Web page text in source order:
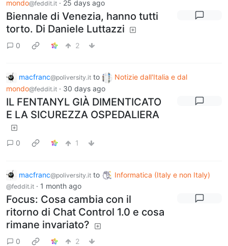
mondo@feddit.it · 25 days ago
Biennale di Venezia, hanno tutti
torto. Di Daniele Luttazzi
0 2
macfranc@poliversity.it to
Notizie dall'Italia e dal
mondo@feddit.it · 30 days ago
IL FENTANYL GIÀ DIMENTICATO
E LA SICUREZZA OSPEDALIERA
0 1
macfranc@poliversity.it to Informatica (Italy e non Italy)
@feddit.it · 1 month ago
Focus: Cosa cambia con il
ritorno di Chat Control 1.0 e cosa
rimane invariato?
0 2